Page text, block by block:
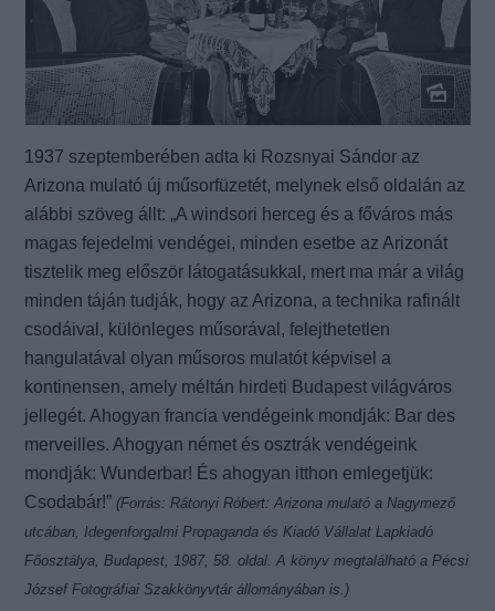
1937 szeptemberében adta ki Rozsnyai Sándor az
Arizona mulató új műsorfüzetét, melynek első oldalán az
alábbi szöveg állt: „A windsori herceg és a főváros más
magas fejedelmi vendégei, minden esetbe az Arizonát
tisztelik meg először látogatásukkal, mert ma már a világ
minden táján tudják, hogy az Arizona, a technika rafinált
csodáival, különleges műsorával, felejthetetlen
hangulatával olyan műsoros mulatót képvisel a
kontinensen, amely méltán hirdeti Budapest világváros
jellegét. Ahogyan francia vendégeink mondják: Bar des
merveilles. Ahogyan német és osztrák vendégeink
mondják: Wunderbar! És ahogyan itthon emlegetjük:
Csodabár!”(Forrás: Rátonyi Róbert: Arizona mulató a Nagymező
utcában, Idegenforgalmi Propaganda és Kiadó Vállalat Lapkiadó
Főosztálya, Budapest, 1987, 58. oldal. A könyv megtalálható a Pécsi
József Fotográfiai Szakkönyvtár állományában is.)